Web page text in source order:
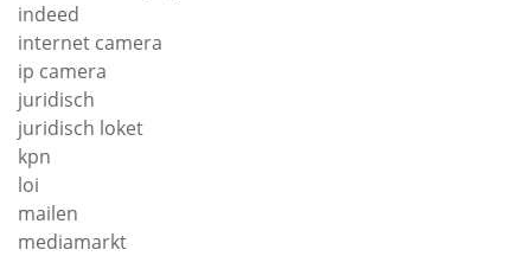
indeed
internet camera
ip camera
juridisch
juridisch loket
kpn
loi
mailen
mediamarkt